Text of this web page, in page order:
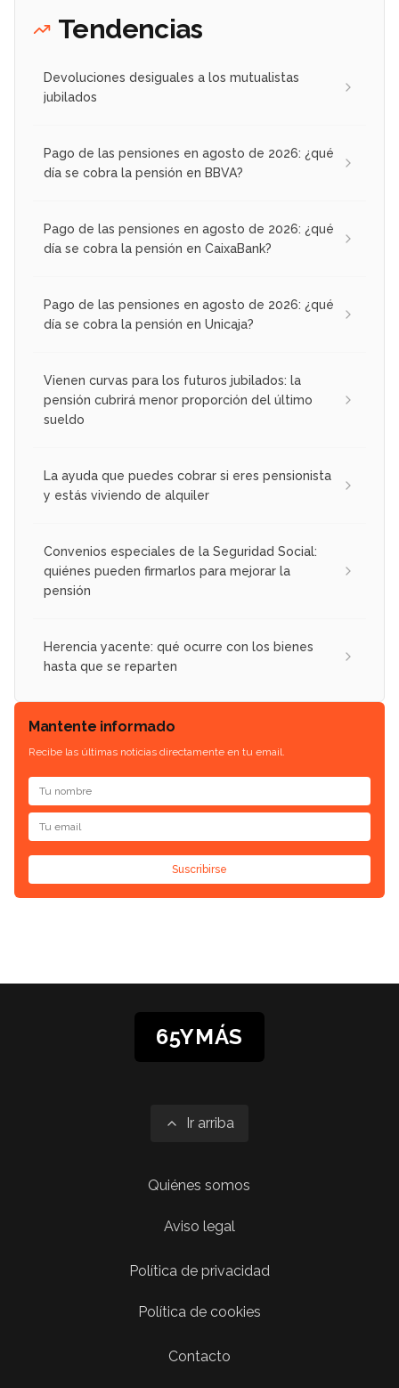
Tendencias
Devoluciones desiguales a los mutualistas
jubilados
Pago de las pensiones en agosto de 2026: ¿qué
día se cobra la pensión en BBVA?
Pago de las pensiones en agosto de 2026: ¿qué
día se cobra la pensión en CaixaBank?
Pago de las pensiones en agosto de 2026: ¿qué
día se cobra la pensión en Unicaja?
Vienen curvas para los futuros jubilados: la
pensión cubrirá menor proporción del último
sueldo
La ayuda que puedes cobrar si eres pensionista
y estás viviendo de alquiler
Convenios especiales de la Seguridad Social:
quiénes pueden firmarlos para mejorar la
pensión
Herencia yacente: qué ocurre con los bienes
hasta que se reparten
Mantente informado
Recibe las últimas noticias directamente en tu email.
Suscribirse
65YMÁS
Ir arriba
Quiénes somos
Aviso legal
Política de privacidad
Política de cookies
Contacto